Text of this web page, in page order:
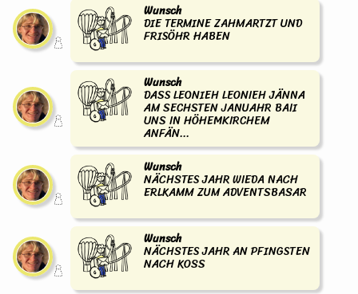
Wunsch
DIE TERMINE ZAHMARTZT UND
FRISÖHR HABEN
Wunsch
DASS LEONIEH LEONIEH JÄNNA
AM SECHSTEN JANUAHR BAII
UNS IN HÖHEMKIRCHEM
ANFÄN...
Wunsch
NÄCHSTES JAHR WIEDA NACH
ERLKAMM ZUM ADVENTSBASAR
Wunsch
NÄCHSTES JAHR AN PFINGSTEN
NACH KOSS